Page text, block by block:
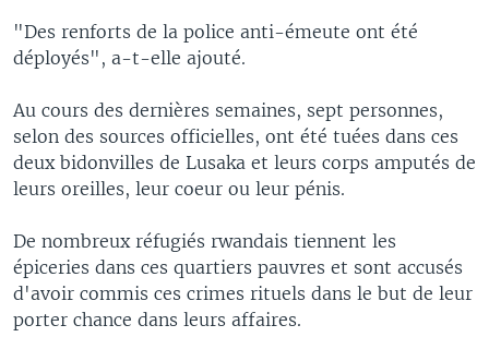
"Des renforts de la police anti-émeute ont été
déployés", a-t-elle ajouté.
Au cours des dernières semaines, sept personnes,
selon des sources officielles, ont été tuées dans ces
deux bidonvilles de Lusaka et leurs corps amputés de
leurs oreilles, leur coeur ou leur pénis.
De nombreux réfugiés rwandais tiennent les
épiceries dans ces quartiers pauvres et sont accusés
d'avoir commis ces crimes rituels dans le but de leur
porter chance dans leurs affaires.